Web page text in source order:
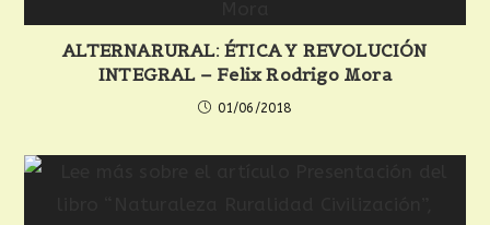
ALTERNARURAL: ÉTICA Y REVOLUCIÓN
INTEGRAL – Felix Rodrigo Mora
01/06/2018